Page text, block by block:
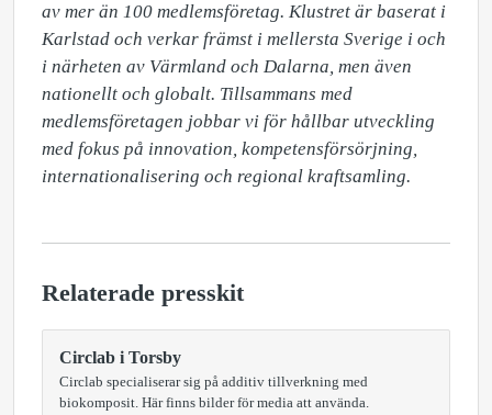
av mer än 100 medlemsföretag. Klustret är baserat i
Karlstad och verkar främst i mellersta Sverige i och
i närheten av Värmland och Dalarna, men även
nationellt och globalt. Tillsammans med
medlemsföretagen jobbar vi för hållbar utveckling
med fokus på innovation, kompetensförsörjning,
internationalisering och regional kraftsamling.
Relaterade presskit
Circlab i Torsby
Circlab specialiserar sig på additiv tillverkning med
biokomposit. Här finns bilder för media att använda.